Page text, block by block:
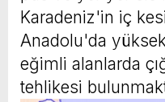
Karadeniz'in iç
Anadolu'da
eğimli alanlarda
tehlikesi